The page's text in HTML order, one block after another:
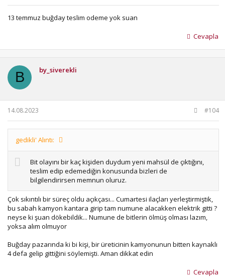
13 temmuz buğday teslim odeme yok suan
Cevapla
B by_siverekli
14.08.2023 #104
gedikli' Alıntı:
Bit olayını bir kaç kişiden duydum yeni mahsül de çıktığını,
teslim edip edemediğin konusunda bizleri de
bilgilendirirsen memnun oluruz.
Çok sıkıntılı bir süreç oldu açıkçası... Cumartesi ilaçları yerleştirmiştik,
bu sabah kamyon kantara girip tam numune alacakken elektrik gitti ?
neyse ki şuan dökebildik... Numune de bitlerin ölmüş olması lazım,
yoksa alım olmuyor
Buğday pazarında ki bi kişi, bir üreticinin kamyonunun bitten kaynaklı
4 defa gelip gittiğini söylemişti. Aman dikkat edin
Cevapla